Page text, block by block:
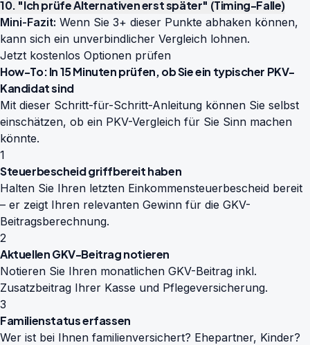
10. "Ich prüfe Alternativen erst später" (Timing-Falle)
Mini-Fazit: Wenn Sie 3+ dieser Punkte abhaken können,
kann sich ein unverbindlicher Vergleich lohnen.
Jetzt kostenlos Optionen prüfen
How-To: In 15 Minuten prüfen, ob Sie ein typischer PKV-
Kandidat sind
Mit dieser Schritt-für-Schritt-Anleitung können Sie selbst
einschätzen, ob ein PKV-Vergleich für Sie Sinn machen
könnte.
1
Steuerbescheid griffbereit haben
Halten Sie Ihren letzten Einkommensteuerbescheid bereit
– er zeigt Ihren relevanten Gewinn für die GKV-
Beitragsberechnung.
2
Aktuellen GKV-Beitrag notieren
Notieren Sie Ihren monatlichen GKV-Beitrag inkl.
Zusatzbeitrag Ihrer Kasse und Pflegeversicherung.
3
Familienstatus erfassen
Wer ist bei Ihnen familienversichert? Ehepartner, Kinder?